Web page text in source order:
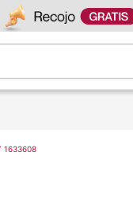
1633608